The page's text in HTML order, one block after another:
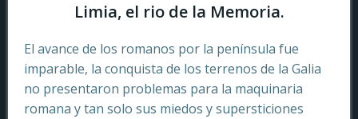
Limia, el rio de la Memoria.
El avance de los romanos por la península fue
imparable, la conquista de los terrenos de la Galia
no presentaron problemas para la maquinaria
romana y tan solo sus miedos y supersticiones